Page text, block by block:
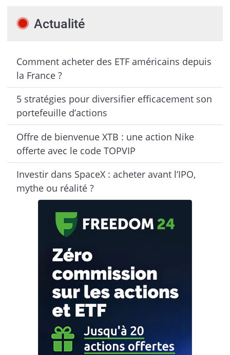
Actualité
Comment acheter des ETF américains depuis
la France ?
5 stratégies pour diversifier efficacement son
portefeuille d’actions
Offre de bienvenue XTB : une action Nike
offerte avec le code TOPVIP
Investir dans SpaceX : acheter avant l’IPO,
mythe ou réalité ?